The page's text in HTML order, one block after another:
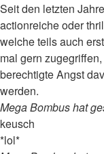
Seit den letzten
actionreiche oder
welche teils auch
mal gern
berechtigte Angst
werden.
Mega Bombus hat
keusch
*lol*